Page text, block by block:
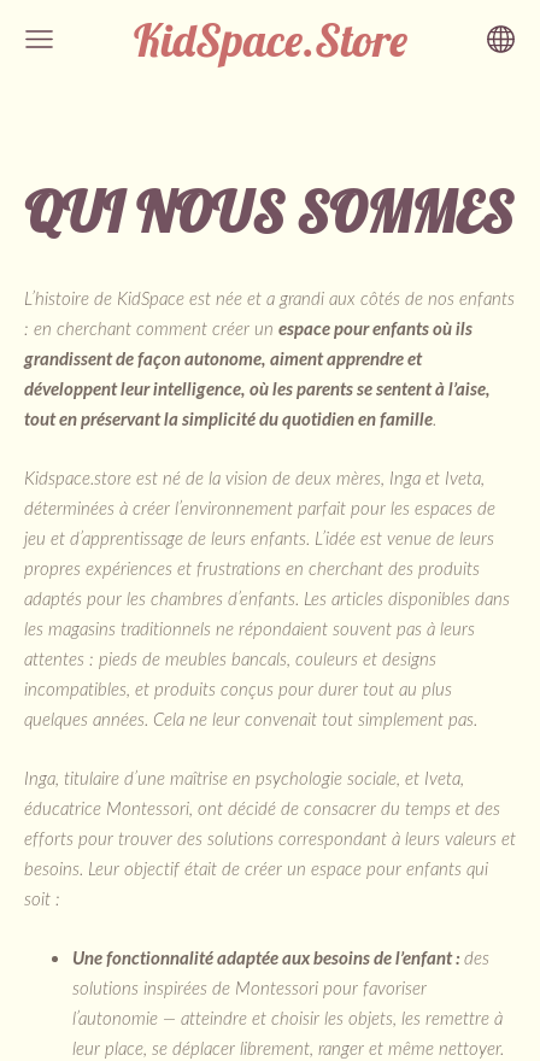
KidSpace.Store
QUI NOUS SOMMES
L’histoire de KidSpace est née et a grandi aux côtés de nos enfants
: en cherchant comment créer un espace pour enfants où ils
grandissent de façon autonome, aiment apprendre et
développent leur intelligence, où les parents se sentent à l’aise,
tout en préservant la simplicité du quotidien en famille.
Kidspace.store est né de la vision de deux mères, Inga et Iveta,
déterminées à créer l’environnement parfait pour les espaces de
jeu et d’apprentissage de leurs enfants. L’idée est venue de leurs
propres expériences et frustrations en cherchant des produits
adaptés pour les chambres d’enfants. Les articles disponibles dans
les magasins traditionnels ne répondaient souvent pas à leurs
attentes : pieds de meubles bancals, couleurs et designs
incompatibles, et produits conçus pour durer tout au plus
quelques années. Cela ne leur convenait tout simplement pas.
Inga, titulaire d’une maîtrise en psychologie sociale, et Iveta,
éducatrice Montessori, ont décidé de consacrer du temps et des
efforts pour trouver des solutions correspondant à leurs valeurs et
besoins. Leur objectif était de créer un espace pour enfants qui
soit :
Une fonctionnalité adaptée aux besoins de l’enfant : des
solutions inspirées de Montessori pour favoriser
l’autonomie — atteindre et choisir les objets, les remettre à
leur place, se déplacer librement, ranger et même nettoyer.